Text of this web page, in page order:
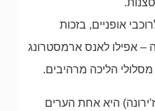
אופניים, בזכות
– אפילו לאנס ארמסטרונג
הליכה מרהיבים.
היא אחת הערים